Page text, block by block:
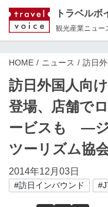
トラベルボ
観光産業ニュー
HOME ニュース 訪日
訪日外国人向
登場、店舗で
ービスも ―ジ
ツーリズム協
2014年12月03日
#訪日インバウンド